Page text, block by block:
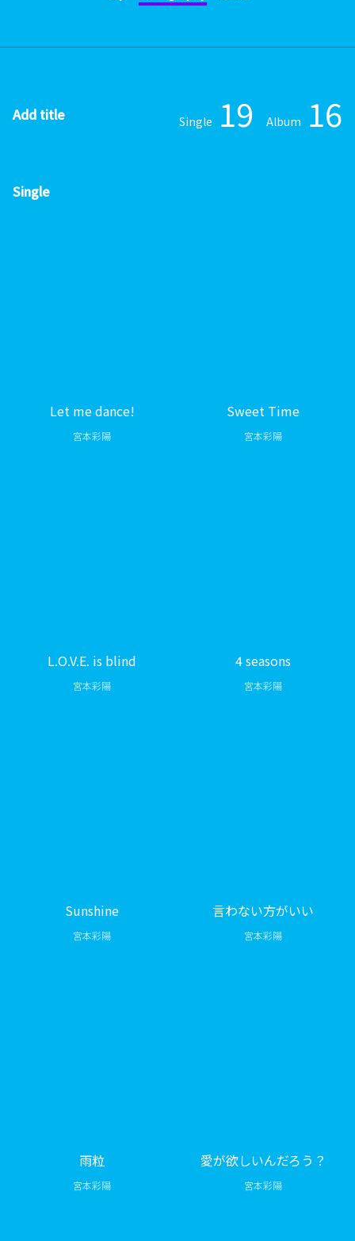
Add title Single 19 Album 16
Single
Let me dance!
宮本彩陽
Sweet Time
宮本彩陽
L.O.V.E. is blind
宮本彩陽
4 seasons
宮本彩陽
Sunshine
宮本彩陽
言わない方がいい
宮本彩陽
雨粒
宮本彩陽
愛が欲しいんだろう？
宮本彩陽